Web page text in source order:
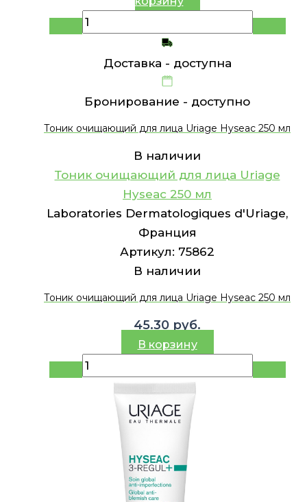
Доставка - доступна
Бронирование - доступно
Тоник очищающий для лица Uriage Hyseac 250 мл
В наличии
Тоник очищающий для лица Uriage
Hyseac 250 мл
Laboratories Dermatologiques d'Uriage,
Франция
Артикул: 75862
В наличии
Тоник очищающий для лица Uriage Hyseac 250 мл
45.30 руб.
В корзину